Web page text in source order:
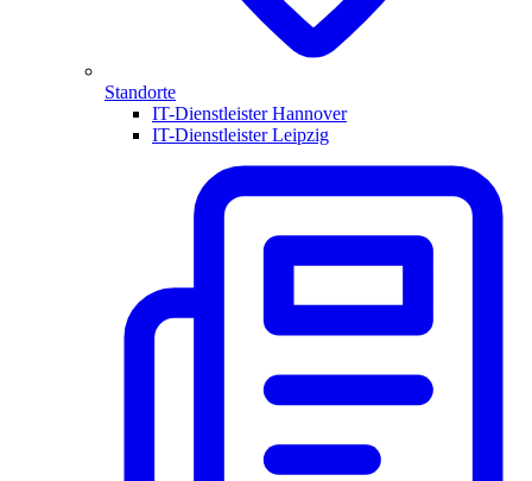
Standorte
IT-Dienstleister Hannover
IT-Dienstleister Leipzig